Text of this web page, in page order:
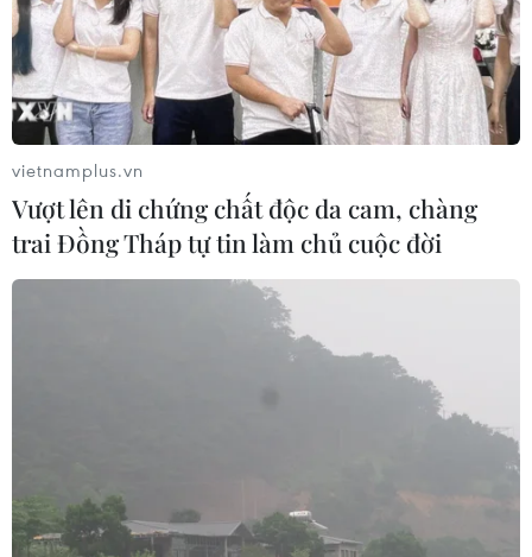
vietnamplus.vn
Vượt lên di chứng chất độc da cam, chàng
trai Đồng Tháp tự tin làm chủ cuộc đời